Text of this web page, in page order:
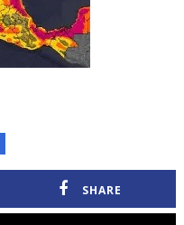
SHARE